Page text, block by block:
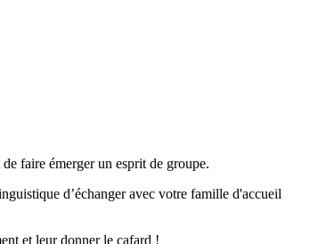
faire émerger un esprit de groupe.
d’échanger avec votre famille d'accueil
et leur donner le cafard !